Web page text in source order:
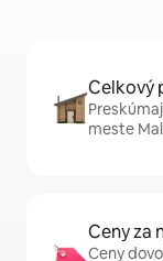
Celkový
meste
Ceny za
Ceny